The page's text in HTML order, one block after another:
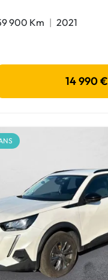
900 Km
2021
14 990 €